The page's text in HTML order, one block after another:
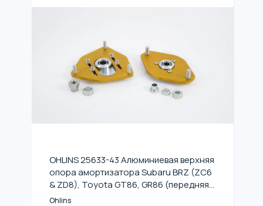
OHLINS 25633-43 Алюминиевая верхняя
опора амортизатора Subaru BRZ (ZC6
& ZD8), Toyota GT86, GR86 (передняя-
левая)
Ohlins